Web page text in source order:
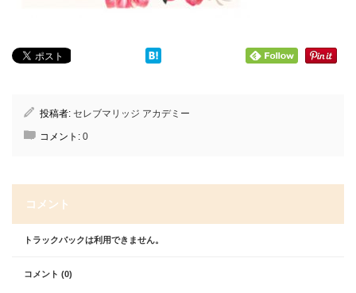
投稿者: セレブマリッジ アカデミー
コメント: 0
コメント
トラックバックは利用できません。
コメント (0)